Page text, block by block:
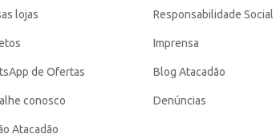
lojas
de Ofertas
conosco
Atacadão
Responsabilidade Social
Imprensa
Blog Atacadão
Denúncias